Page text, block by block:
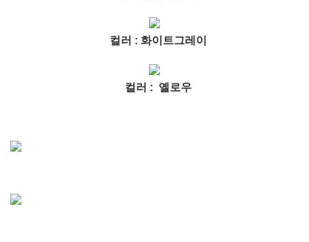
컬러 : 화이트그레이
컬러 : 옐로우